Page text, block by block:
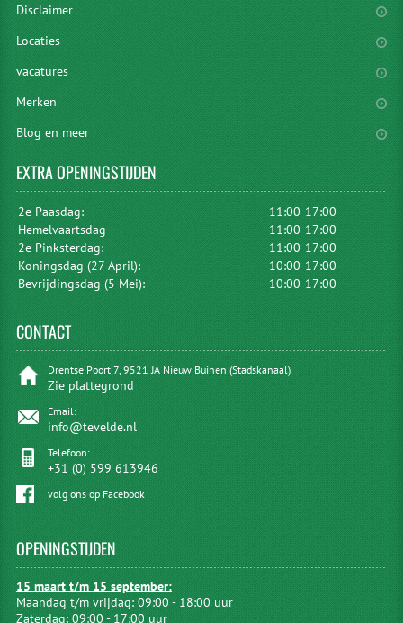
Disclaimer
Locaties
vacatures
Merken
Blog en meer
EXTRAOPENINGSTIJDEN
2e Paasdag:
11:00-17:00
Hemelvaartsdag
11:00-17:00
2e Pinksterdag:
11:00-17:00
Koningsdag (27 April):
10:00-17:00
Bevrijdingsdag (5 Mei):
10:00-17:00
CONTACT
Drentse Poort 7, 9521 JA Nieuw Buinen (Stadskanaal)
Zie plattegrond
Email:
info@tevelde.nl
Telefoon:
+31 (0) 599 613946
volg ons op Facebook
OPENINGSTIJDEN
15 maart t/m 15 september:
Maandag t/m vrijdag: 09:00 - 18:00 uur
Zaterdag: 09:00 - 17:00 uur